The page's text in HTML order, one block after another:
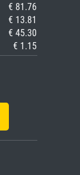
€ 81.76
€ 13.81
€ 45.30
€ 1.15